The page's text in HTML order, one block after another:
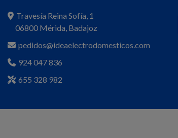
Travesía Reina Sofía, 1
06800 Mérida, Badajoz
pedidos@ideaelectrodomesticos.com
924 047 836
655 328 982